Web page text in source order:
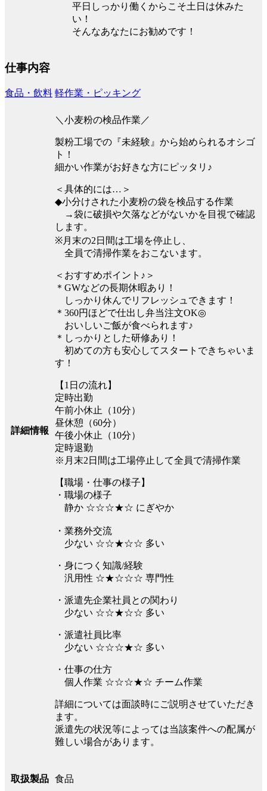
平日しっかり働くからこそ土日は休みた
い！
そんなあなたにお勧めです！
仕事内容
食品・飲料 軽作業・ピッキング
詳細情報
＼小麦粉の検品作業／
製粉工場での『未経験』から始められるオシゴ
ト！
細かい作業がお好きな方にピッタリ♪
＜具体的には…＞
◆小分けされた小麦粉の袋を検品する作業
→袋に破損や欠落などがないかを目視で確認
します。
※月末の2日間は工場を停止し、
全員で清掃作業をおこないます。
＜おすすめポイント♪＞
＊GWなどの長期休暇あり！
しっかり休んでリフレッシュできます！
＊360円ほどで仕出し弁当注文OK◎
おいしいご飯が食べられます♪
＊しっかりとした研修あり！
初めての方も安心してスタートできちゃいま
す！
【1日の流れ】
定時出勤
午前小休止（10分）
昼休憩（60分）
午後小休止（10分）
定時退勤
※月末2日間は工場停止して全員で清掃作業
【職場・仕事の様子】
・職場の様子
静か ☆☆☆★☆ にぎやか
・業務外交流
少ない ☆☆★☆☆ 多い
・身につく知識/経験
汎用性 ☆★☆☆☆ 専門性
・派遣先企業社員との関わり
少ない ☆☆★☆☆ 多い
・派遣社員比率
少ない ☆☆☆★☆ 多い
・仕事の仕方
個人作業 ☆☆☆★☆ チーム作業
詳細については面談時にご説明させていただき
ます。
派遣先の状況等によっては当該案件への配属が
難しい場合があります。
取扱製品 食品